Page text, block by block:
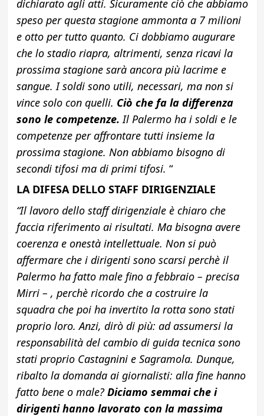
dichiarato agli atti. Sicuramente ciò che abbiamo
speso per questa stagione ammonta a 7 milioni
e otto per tutto quanto. Ci dobbiamo augurare
che lo stadio riapra, altrimenti, senza ricavi la
prossima stagione sarà ancora più lacrime e
sangue. I soldi sono utili, necessari, ma non si
vince solo con quelli. Ciò che fa la differenza
sono le competenze. Il Palermo ha i soldi e le
competenze per affrontare tutti insieme la
prossima stagione. Non abbiamo bisogno di
secondi tifosi ma di primi tifosi. “
LA DIFESA DELLO STAFF DIRIGENZIALE
“Il lavoro dello staff dirigenziale è chiaro che
faccia riferimento ai risultati. Ma bisogna avere
coerenza e onestà intellettuale. Non si può
affermare che i dirigenti sono scarsi perchè il
Palermo ha fatto male fino a febbraio – precisa
Mirri – , perchè ricordo che a costruire la
squadra che poi ha invertito la rotta sono stati
proprio loro. Anzi, dirò di più: ad assumersi la
responsabilità del cambio di guida tecnica sono
stati proprio Castagnini e Sagramola. Dunque,
ribalto la domanda ai giornalisti: alla fine hanno
fatto bene o male?Diciamo semmai che i
dirigenti hanno lavorato con la massima